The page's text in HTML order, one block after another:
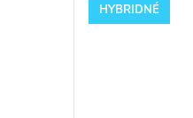
HYBRIDNÉ